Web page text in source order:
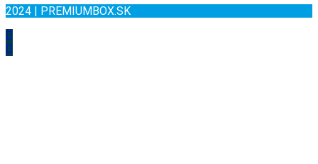
2024 | PREMIUMBOX.SK